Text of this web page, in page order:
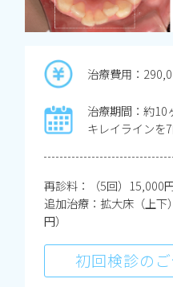
治療費用：
治療期間：約10
キレイラインを
再診料：（5回）15,000
追加治療：拡大床（上
円）
初回検診の